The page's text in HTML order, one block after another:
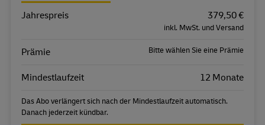
Eigenschaft
Jahrespreis 379,50 €
inkl. MwSt. und Versand
Prämie Bitte wählen Sie eine Prämie
Mindestlaufzeit 12 Monate
Das Abo verlängert sich nach der Mindestlaufzeit automatisch.
Danach jederzeit kündbar.